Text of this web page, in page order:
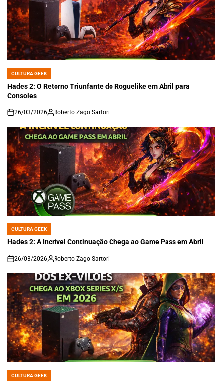
POSTED
IN
CULTURA GEEK
Hades 2: O Retorno Triunfante do Roguelike em Abril para
Consoles
on
26/03/2026 Roberto Zago Sartori
POSTED
IN
CULTURA GEEK
Hades 2: A Incrível Continuação Chega ao Game Pass em Abril
on
26/03/2026 Roberto Zago Sartori
POSTED
CULTURA GEEK